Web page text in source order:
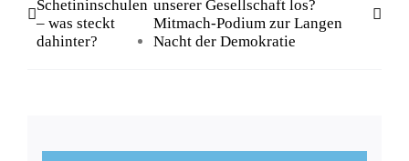
Schetininschulen
– was steckt
dahinter?
unserer Gesellschaft los?
Mitmach-Podium zur Langen
Nacht der Demokratie